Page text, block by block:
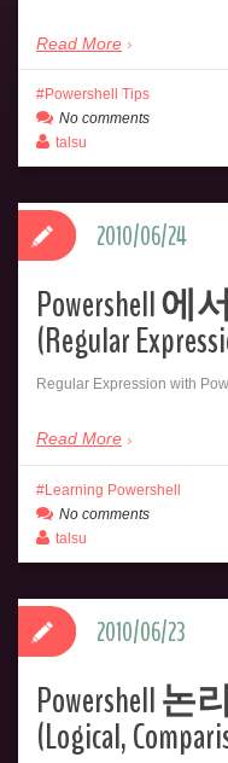
Read More
Powershell Tips
No comments
talsu
Powershell
(Regular
Regular Expression with
Read More
2010/06/24
Learning Powershell
No comments
talsu
Powershell
(Logical,
2010/06/23